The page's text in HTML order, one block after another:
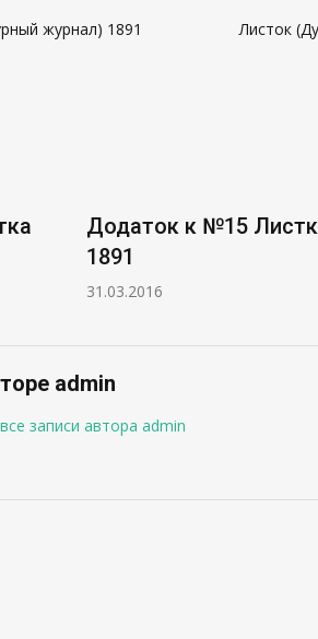
журнал) 1891
Листок
Додаток к №15
1891
31.03.2016
admin
записи автора admin